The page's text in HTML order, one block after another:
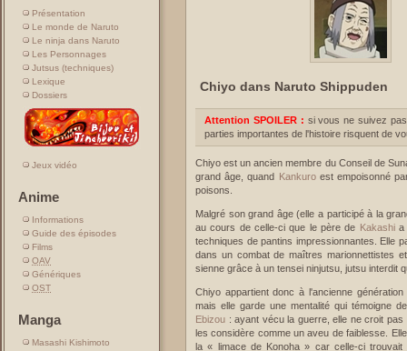
Présentation
Le monde de Naruto
Le ninja dans Naruto
Les Personnages
Jutsus (techniques)
Lexique
Dossiers
Jeux vidéo
Anime
Informations
Guide des épisodes
Films
OAV
Génériques
OST
Manga
Masashi Kishimoto
Chiyo dans Naruto Shippuden
Attention SPOILER : si vous ne suivez
parties importantes de l'histoire risquent de
Chiyo est un ancien membre du Conseil de
grand âge, quand
Kankuroest empoisonné
poisons.
Malgré son grand âge (elle a participé à la
au cours de celle-ci que le père de Kakashia
techniques de pantins impressionnantes. Elle
dans un combat de maîtres marionnettistes
sienne grâce à un tensei ninjutsu, jutsu interdit
Chiyo appartient donc à l'ancienne
mais elle garde une mentalité qui témoigne
Ebizou : ayant vécu la guerre, elle ne croit
les considère comme un aveu de faiblesse.
la « limace de Konoha » car celle-ci